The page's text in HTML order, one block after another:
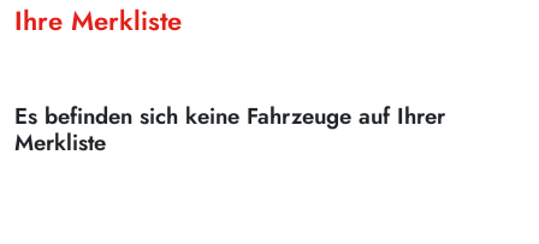
Ihre Merkliste
Es befinden sich keine Fahrzeuge auf Ihrer
Merkliste